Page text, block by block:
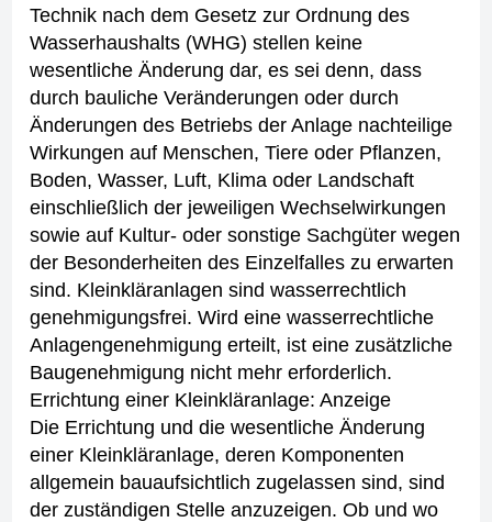
Technik nach dem Gesetz zur Ordnung des
Wasserhaushalts (WHG) stellen keine
wesentliche Änderung dar, es sei denn, dass
durch bauliche Veränderungen oder durch
Änderungen des Betriebs der Anlage nachteilige
Wirkungen auf Menschen, Tiere oder Pflanzen,
Boden, Wasser, Luft, Klima oder Landschaft
einschließlich der jeweiligen Wechselwirkungen
sowie auf Kultur- oder sonstige Sachgüter wegen
der Besonderheiten des Einzelfalles zu erwarten
sind. Kleinkläranlagen sind wasserrechtlich
genehmigungsfrei. Wird eine wasserrechtliche
Anlagengenehmigung erteilt, ist eine zusätzliche
Baugenehmigung nicht mehr erforderlich.
Errichtung einer Kleinkläranlage: Anzeige
Die Errichtung und die wesentliche Änderung
einer Kleinkläranlage, deren Komponenten
allgemein bauaufsichtlich zugelassen sind, sind
der zuständigen Stelle anzuzeigen. Ob und wo